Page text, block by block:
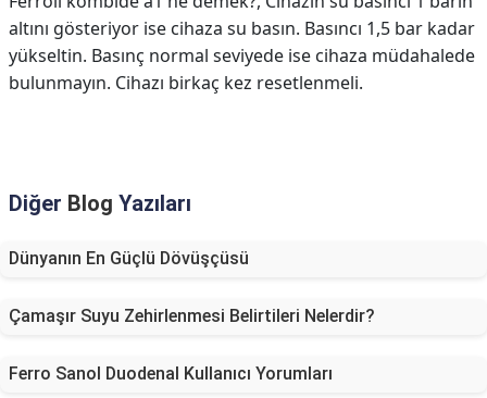
altını gösteriyor ise cihaza su basın. Basıncı 1,5 bar kadar
yükseltin. Basınç normal seviyede ise cihaza müdahalede
bulunmayın. Cihazı birkaç kez resetlenmeli.
Diğer Blog Yazıları
Dünyanın En Güçlü Dövüşçüsü
Çamaşır Suyu Zehirlenmesi Belirtileri Nelerdir?
Ferro Sanol Duodenal Kullanıcı Yorumları